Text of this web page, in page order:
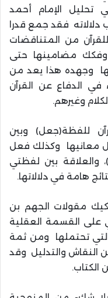
تحليل الإمام أحمد
دلالاته فقد جمع قدرا
من المتناقضات
فحللها وفكك مضامينها حتى
وجهده هذا يعد من
في الدفاع عن القرآن
وغيرهم.
للفظة(جعل) وبين
معانيها وكذلك فعل
بين لفظتي
هامة في دلالاتها.
مقولات الجهم بن
القسمة العقلية
التي تحتملها ومن ثمة
النقاش والتدليل وقد
الكتاب.